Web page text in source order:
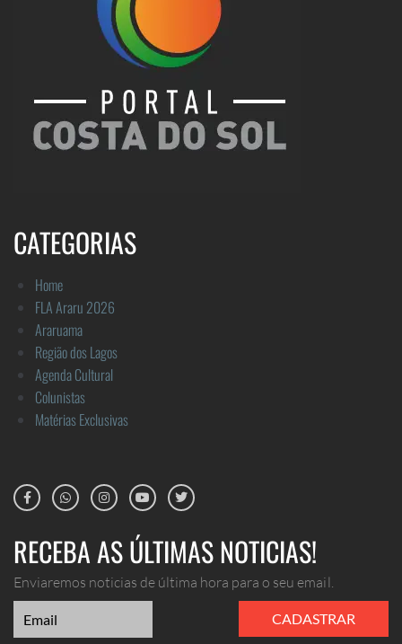
CATEGORIAS
Home
FLA Araru 2026
Araruama
Região dos Lagos
Agenda Cultural
Colunistas
Matérias Exclusivas
RECEBA AS ÚLTIMAS NOTICIAS!
Enviaremos noticias de última hora para o seu email.
CADASTRAR